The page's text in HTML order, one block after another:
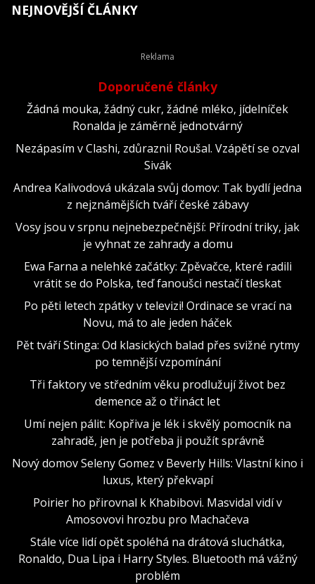
NEJNOVĚJŠÍ ČLÁNKY
Doporučené články
Žádná mouka, žádný cukr, žádné mléko, jídelníček
Ronalda je záměrně jednotvárný
Nezápasím v Clashi, zdůraznil Roušal. Vzápětí se ozval
Sivák
Andrea Kalivodová ukázala svůj domov: Tak bydlí jedna
z nejznámějších tváří české zábavy
Vosy jsou v srpnu nejnebezpečnější: Přírodní triky, jak
je vyhnat ze zahrady a domu
Ewa Farna a nelehké začátky: Zpěvačce, které radili
vrátit se do Polska, teď fanoušci nestačí tleskat
Po pěti letech zpátky v televizi! Ordinace se vrací na
Novu, má to ale jeden háček
Pět tváří Stinga: Od klasických balad přes svižné rytmy
po temnější vzpomínání
Tři faktory ve středním věku prodlužují život bez
demence až o třináct let
Umí nejen pálit: Kopřiva je lék i skvělý pomocník na
zahradě, jen je potřeba ji použít správně
Nový domov Seleny Gomez v Beverly Hills: Vlastní kino i
luxus, který překvapí
Poirier ho přirovnal k Khabibovi. Masvidal vidí v
Amosovovi hrozbu pro Machačeva
Stále více lidí opět spoléhá na drátová sluchátka,
Ronaldo, Dua Lipa i Harry Styles. Bluetooth má vážný
problém